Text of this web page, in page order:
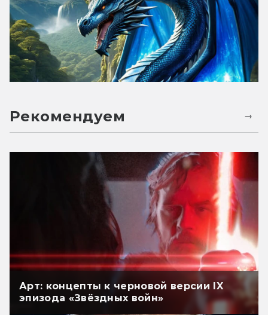
Рекомендуем
Арт: концепты к черновой версии IX
эпизода «Звёздных войн»